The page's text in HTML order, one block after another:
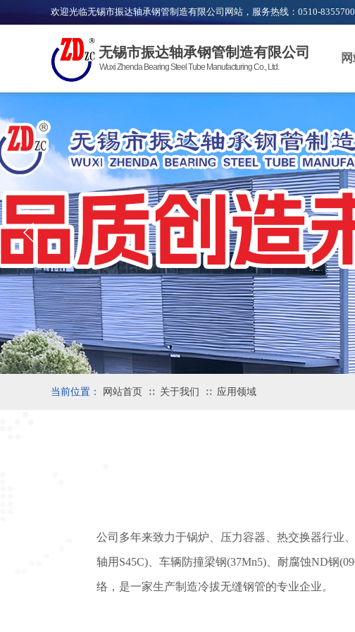
欢迎光临无锡市振达轴承钢管制造有限公司网站，服务热线：0510-
Wuxi Zhenda Bearing Steel Tube Manufacturing Co., Ltd.
无锡市振达轴承钢管制造有限公司
当前位置： 网站首页 ∷ 关于我们 ∷ 应用领域
公司多年来致力于锅炉、压力容器、热交换器行业
轴用S45C)、车辆防撞梁钢(37Mn5)、耐腐蚀ND钢
络，是一家生产制造冷拔无缝钢管的专业企业。